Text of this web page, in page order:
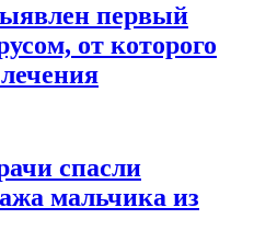
первый
от которого
спасли
мальчика из